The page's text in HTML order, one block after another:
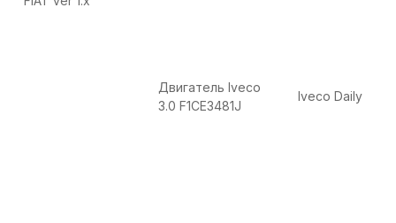
Двигатель Iveco
3.0 F1CE3481J
Iveco Daily